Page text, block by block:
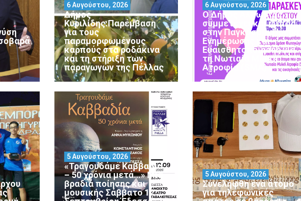
Δήμος
Κυριλίδης:Παρέμβαση
για τους
παραμορφωμένους
καρπούς στα ροδάκινα
και τη στήριξη των
παραγωγών της Πέλλας
6 Αυγούστου, 2026
Ο Δήμος Αλμωπίας
συμμετέχει και φέτος
στην Παγκόσμια Ημέρα
Ενημέρωσης και
Ευαισθητοποίησης για
τη Νωτιαία Μυϊκή
Ατροφία (SMA)
6 Αυγούστου, 2026
«Τραγουδάμε Καββαδία
– 50 χρόνια μετά…» Μια
βραδιά ποίησης και
μουσικής Σάββατο 12
5 Αυγούστου, 2026
Συνελήφθη ένα άτομο
για τηλεφωνικές
5 Αυγούστου, 2026